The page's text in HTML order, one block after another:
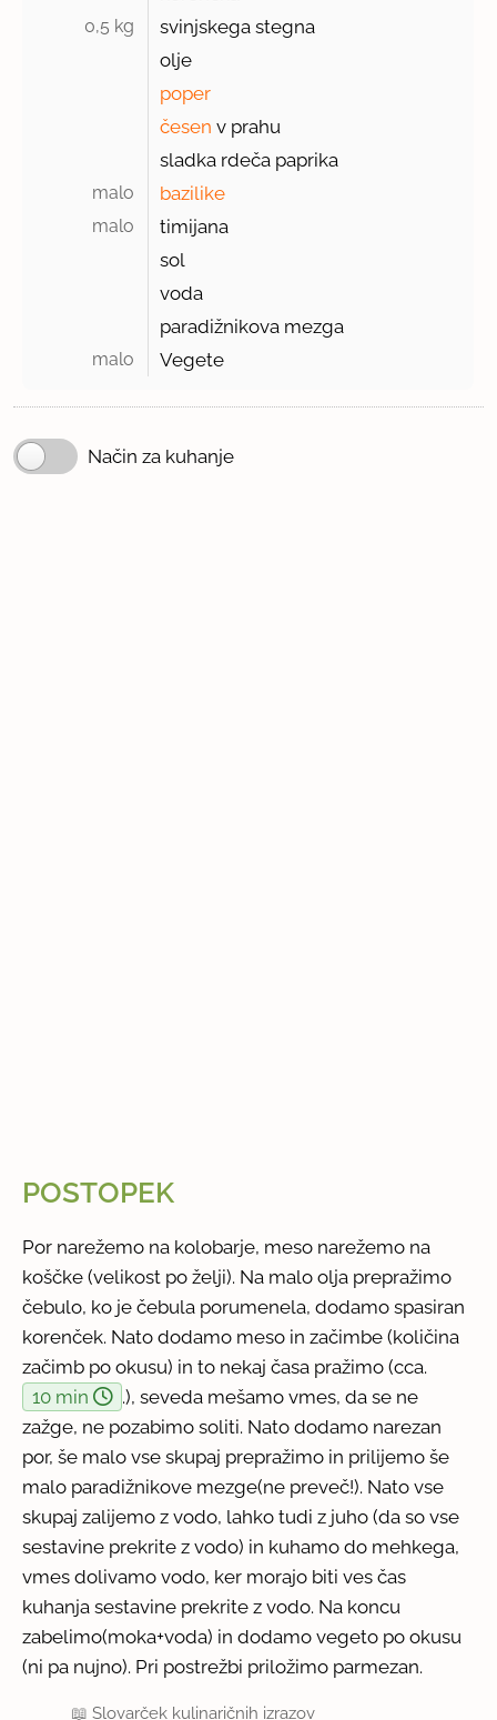
0,5 kg
svinjskega stegna
olje
poper
česen v prahu
sladka rdeča paprika
malo bazilike
malo
timijana
sol
voda
paradižnikova mezga
malo Vegete
Način za kuhanje
POSTOPEK
Por narežemo na kolobarje, meso narežemo na
koščke (velikost po želji). Na malo olja prepražimo
čebulo, ko je čebula porumenela, dodamo spasiran
korenček. Nato dodamo meso in začimbe (količina
začimb po okusu) in to nekaj časa pražimo (cca.
10 min
.), seveda mešamo vmes, da se ne
zažge, ne pozabimo soliti. Nato dodamo narezan
por, še malo vse skupaj prepražimo in prilijemo še
malo paradižnikove mezge(ne preveč!). Nato vse
skupaj zalijemo z vodo, lahko tudi z juho (da so vse
sestavine prekrite z vodo) in kuhamo do mehkega,
vmes dolivamo vodo, ker morajo biti ves čas
kuhanja sestavine prekrite z vodo. Na koncu
zabelimo(moka+voda) in dodamo vegeto po okusu
(ni pa nujno). Pri postrežbi priložimo parmezan.
📖Slovarček kulinaričnih izrazov